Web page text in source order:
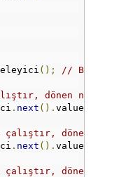
(); // Bir
dönen nesnenin
. next (). value
dönen
. next (). value
dönen